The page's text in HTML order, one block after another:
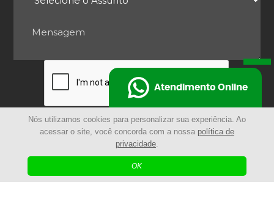
Nós utilizamos cookies para personalizar sua experiência. Ao
acessar o site, você concorda com a nossa política de
privacidade.
OK
ENVIAR
Atendimento Online